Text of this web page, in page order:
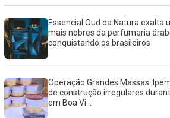
Essencial Oud da Natura exalta
mais nobres da perfumaria
conquistando os brasileiros
Operação Grandes Massas:
de construção irregulares
em Boa Vi...